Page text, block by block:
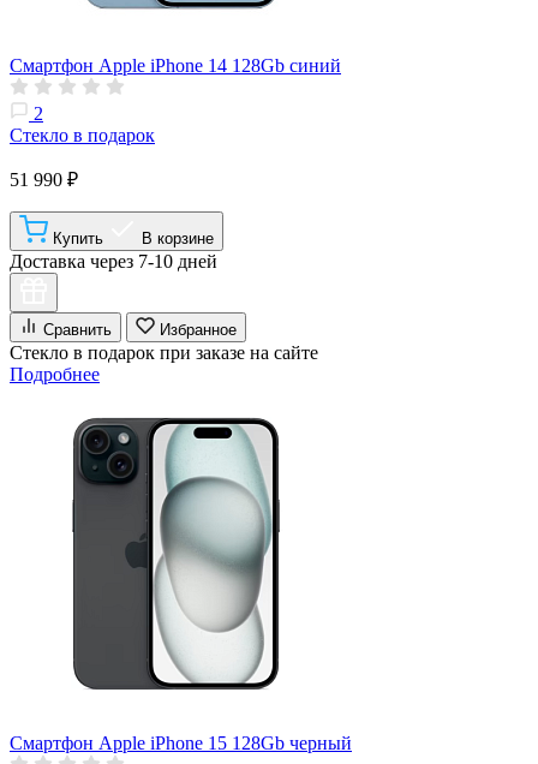
Смартфон Apple iPhone 14 128Gb синий
2
Стекло в подарок
51 990 ₽
Купить В корзине
Доставка через 7-10 дней
Сравнить Избранное
Стекло в подарок при заказе на сайте
Подробнее
Смартфон Apple iPhone 15 128Gb черный